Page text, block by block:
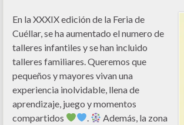
En la XXXIX edición de la Feria de
Cuéllar, se ha aumentado el numero de
talleres infantiles y se han incluido
talleres familiares. Queremos que
pequeños y mayores vivan una
experiencia inolvidable, llena de
aprendizaje, juego y momentos
compartidos
Además, la zona